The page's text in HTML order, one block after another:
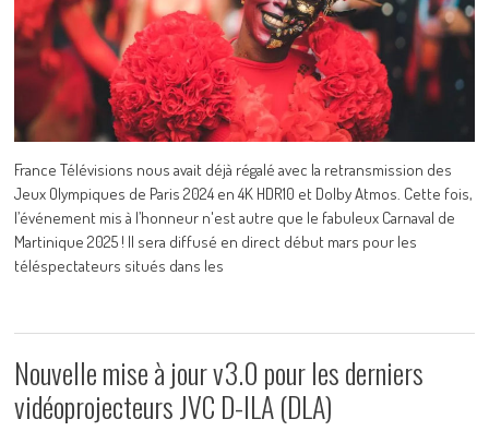
France Télévisions nous avait déjà régalé avec la retransmission des
Jeux Olympiques de Paris 2024 en 4K HDR10 et Dolby Atmos. Cette fois,
l’événement mis à l’honneur n'est autre que le fabuleux Carnaval de
Martinique 2025 ! Il sera diffusé en direct début mars pour les
téléspectateurs situés dans les
Nouvelle mise à jour v3.0 pour les derniers
vidéoprojecteurs JVC D-ILA (DLA)